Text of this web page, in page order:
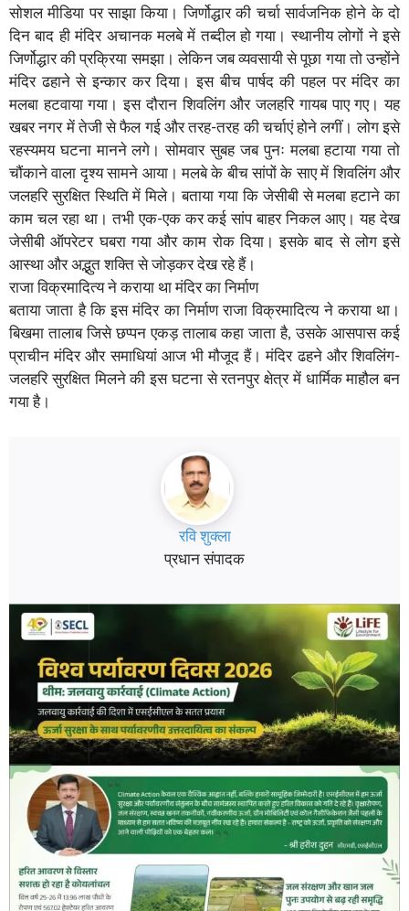
सोशल मीडिया पर साझा किया। जिर्णोद्धार की चर्चा सार्वजनिक होने के दो
दिन बाद ही मंदिर अचानक मलबे में तब्दील हो गया। स्थानीय लोगों ने इसे
जिर्णोद्धार की प्रक्रिया समझा। लेकिन जब व्यवसायी से पूछा गया तो उन्होंने
मंदिर ढहाने से इन्कार कर दिया। इस बीच पार्षद की पहल पर मंदिर का
मलबा हटवाया गया। इस दौरान शिवलिंग और जलहरि गायब पाए गए। यह
खबर नगर में तेजी से फैल गई और तरह-तरह की चर्चाएं होने लगीं। लोग इसे
रहस्यमय घटना मानने लगे। सोमवार सुबह जब पुनः मलबा हटाया गया तो
चौंकाने वाला दृश्य सामने आया। मलबे के बीच सांपों के साए में शिवलिंग और
जलहरि सुरक्षित स्थिति में मिले। बताया गया कि जेसीबी से मलबा हटाने का
काम चल रहा था। तभी एक-एक कर कई सांप बाहर निकल आए। यह देख
जेसीबी ऑपरेटर घबरा गया और काम रोक दिया। इसके बाद से लोग इसे
आस्था और अद्भुत शक्ति से जोड़कर देख रहे हैं।
राजा विक्रमादित्य ने कराया था मंदिर का निर्माण
बताया जाता है कि इस मंदिर का निर्माण राजा विक्रमादित्य ने कराया था।
बिखमा तालाब जिसे छप्पन एकड़ तालाब कहा जाता है, उसके आसपास कई
प्राचीन मंदिर और समाधियां आज भी मौजूद हैं। मंदिर ढहने और शिवलिंग-
जलहरि सुरक्षित मिलने की इस घटना से रतनपुर क्षेत्र में धार्मिक माहौल बन
गया है।
रवि शुक्ला
प्रधान संपादक